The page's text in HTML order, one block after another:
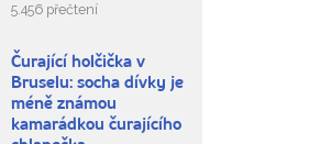
5.456 přečtení
Čurající holčička v
Bruselu: socha dívky je
méně známou
kamarádkou čurajícího